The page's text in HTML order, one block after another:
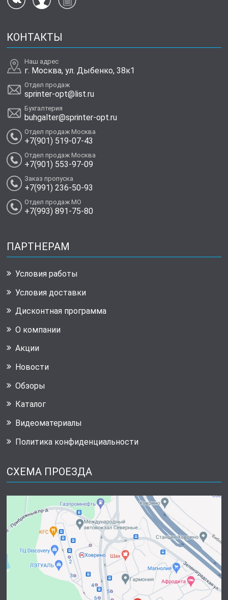
КОНТАКТЫ
Наш адрес
г. Москва, ул. Дыбенко, 38к1
Отдел продаж
sprinter-opt@list.ru
Бухгалтерия
buhgalter@sprinter-opt.ru
Отдел продаж Москва
+7(901) 519-07-43
Отдел продаж Москва
+7(901) 553-97-09
Заказ пропуска
+7(991) 236-50-93
Отдел продаж МО
+7(993) 891-75-80
ПАРТНЕРАМ
Условия работы
Условия доставки
Дисконтная программа
О компании
Акции
Новости
Обзоры
Каталог
Видеоматериалы
Политика конфиденциальности
СХЕМА ПРОЕЗДА